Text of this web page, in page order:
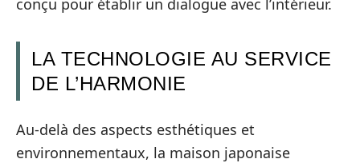
LA TECHNOLOGIE AU SERVICE
DE L’HARMONIE
Au-delà des aspects esthétiques et
environnementaux, la maison japonaise